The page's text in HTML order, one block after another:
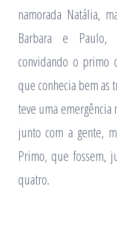
namorada Natália,
Barbara e Paulo,
convidando o primo
que conhecia bem as
teve uma
junto com a gente,
Primo, que fossem,
quatro.